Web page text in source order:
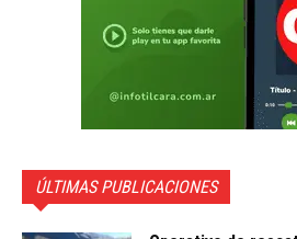
ÚLTIMAS PUBLICACIONES